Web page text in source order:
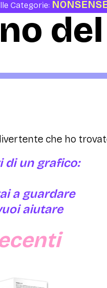
Categorie:
che ho
di un grafico:
a guardare
aiutare